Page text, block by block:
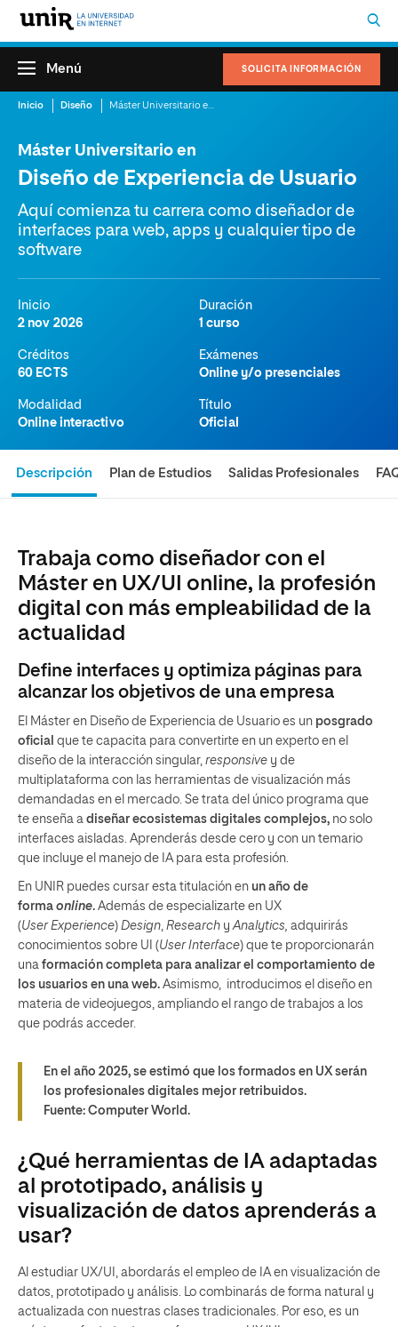
SOLICITA INFORMACIÓN
Menú
Inicio Diseño
Máster Universitario en
Diseño de Experiencia de Usuario
Aquí comienza tu carrera como diseñador de
interfaces para web, apps y cualquier tipo de
software
Inicio
2 nov 2026
Duración
1 curso
Créditos
60 ECTS
Exámenes
Online y/o presenciales
Modalidad
Online interactivo
Título
Oficial
Descripción Plan de Estudios Salidas Profesionales
Trabaja como diseñador con el
Máster en UX/UI online, la profesión
digital con más empleabilidad de la
actualidad
Define interfaces y optimiza páginas para
alcanzar los objetivos de una empresa
El Máster en Diseño de Experiencia de Usuario es un posgrado
oficial que te capacita para convertirte en un experto en el
diseño de la interacción singular, responsive y de
multiplataforma con las herramientas de visualización más
demandadas en el mercado. Se trata del único programa que
te enseña a diseñar ecosistemas digitales complejos, no solo
interfaces aisladas. Aprenderás desde cero y con un temario
que incluye el manejo de IA para esta profesión.
En UNIR puedes cursar esta titulación en un año de
forma online. Además de especializarte en UX
(User Experience) Design, Research yAnalytics, adquirirás
conocimientos sobre UI (User Interface) que te proporcionarán
una formación completa para analizar el comportamiento de
los usuarios en una web. Asimismo, introducimos el diseño en
materia de videojuegos, ampliando el rango de trabajos a los
que podrás acceder.
En el año 2025, se estimó que los formados en UX serán
los profesionales digitales mejor retribuidos.
Fuente: Computer World.
¿Qué herramientas de IA adaptadas
al prototipado, análisis y
visualización de datos aprenderás a
usar?
Al estudiar UX/UI, abordarás el empleo de IA en visualización de
datos, prototipado y análisis. Lo combinarás de forma natural y
actualizada con nuestras clases tradicionales. Por eso, es un